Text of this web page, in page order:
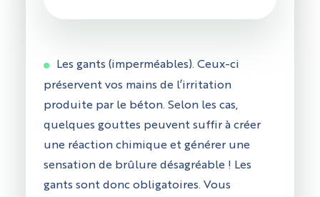
Les gants (imperméables). Ceux-ci
préservent vos mains de l’irritation
produite par le béton. Selon les cas,
quelques gouttes peuvent suffir à créer
une réaction chimique et générer une
sensation de brûlure désagréable ! Les
gants sont donc obligatoires. Vous